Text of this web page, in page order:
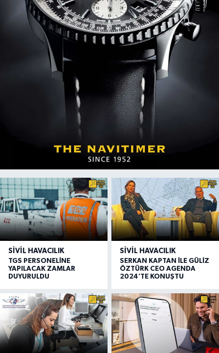
SIVIL HAVACILIK
TGS PERSONELİNE
YAPILACAK ZAMLAR
DUYURULDU
SIVIL HAVACILIK
SERKAN KAPTAN İLE GÜLİZ
ÖZTÜRK CEO AGENDA
2024'TE KONUŞTU